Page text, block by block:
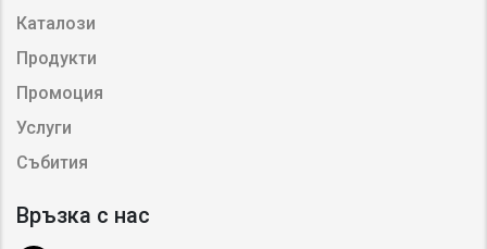
Каталози
Продукти
Промоция
Услуги
Събития
Връзка с нас